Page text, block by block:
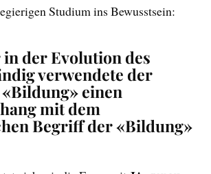
Studium ins Bewusstsein:
der Evolution des
verwendete der
einen
mit dem
Begriff der «Bildung»